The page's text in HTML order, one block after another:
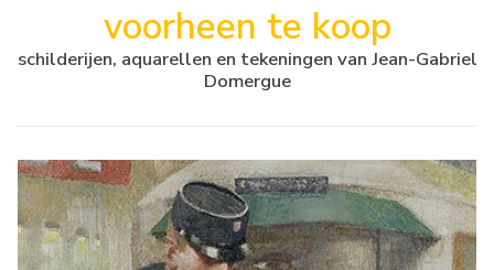
voorheen te koop
schilderijen, aquarellen en tekeningen van Jean-Gabriel
Domergue